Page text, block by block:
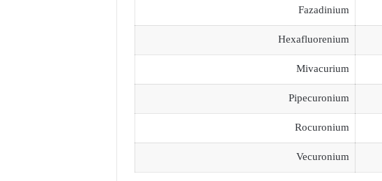
Fazadinium
Hexafluorenium
Mivacurium
Pipecuronium
Rocuronium
Vecuronium